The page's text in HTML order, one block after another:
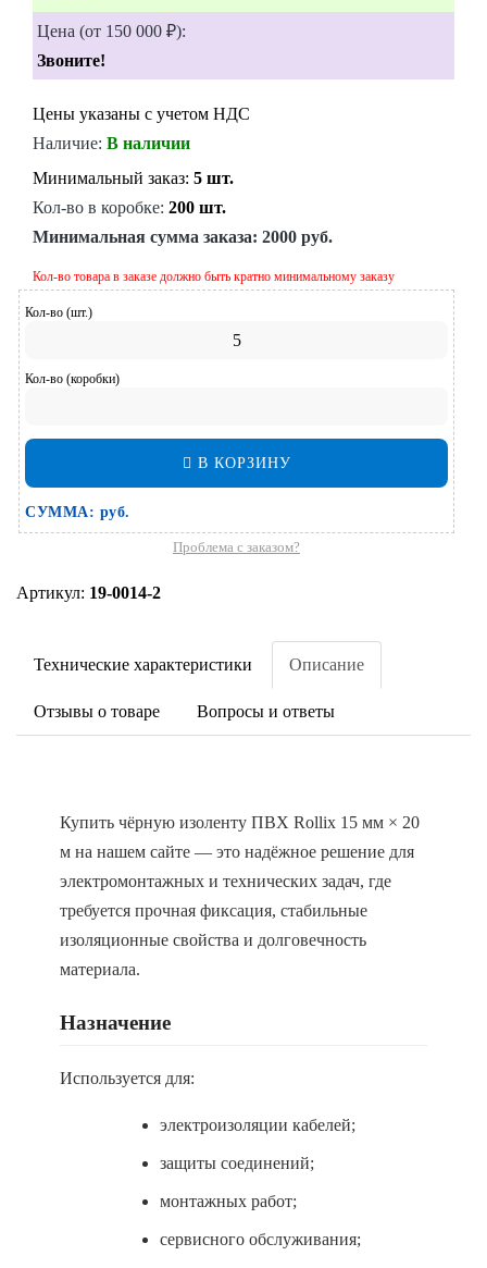
Цена (от 150 000 ₽):
Звоните!
Цены указаны с учетом НДС
Наличие: В наличии
Минимальный заказ: 5 шт.
Кол-во в коробке: 200 шт.
Минимальная сумма заказа: 2000 руб.
Кол-во товара в заказе должно быть кратно минимальному заказу
Кол-во (шт.)
Кол-во (коробки)
В КОРЗИНУ
СУММА: руб.
Проблема с заказом?
Артикул: 19-0014-2
Технические характеристики Описание
Отзывы о товаре Вопросы и ответы
Купить чёрную изоленту ПВХ Rollix 15 мм × 20
м на нашем сайте — это надёжное решение для
электромонтажных и технических задач, где
требуется прочная фиксация, стабильные
изоляционные свойства и долговечность
материала.
Назначение
Используется для:
электроизоляции кабелей;
защиты соединений;
монтажных работ;
сервисного обслуживания;